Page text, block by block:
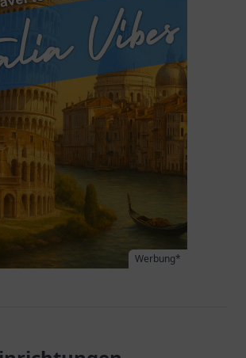
Werbung*